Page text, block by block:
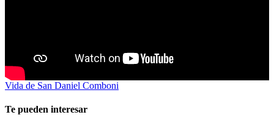
Vida de San Daniel Comboni
Te pueden interesar